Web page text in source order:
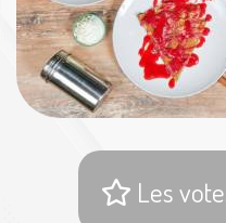
Les